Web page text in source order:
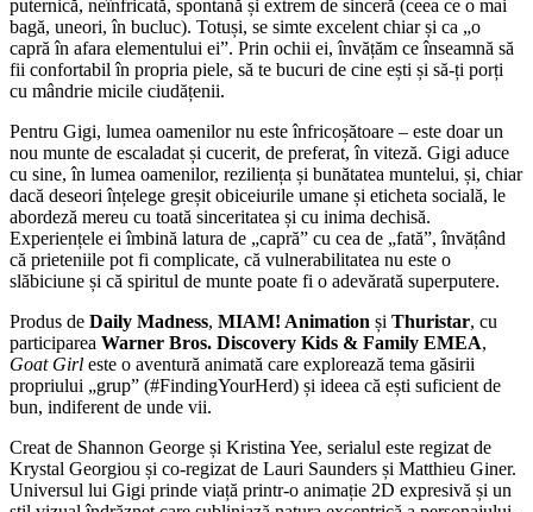
puternică, neînfricată, spontană și extrem de sinceră (ceea ce o mai
bagă, uneori, în bucluc). Totuși, se simte excelent chiar și ca „o
capră în afara elementului ei”. Prin ochii ei, învățăm ce înseamnă să
fii confortabil în propria piele, să te bucuri de cine ești și să-ți porți
cu mândrie micile ciudățenii.
Pentru Gigi, lumea oamenilor nu este înfricoșătoare – este doar un
nou munte de escaladat și cucerit, de preferat, în viteză. Gigi aduce
cu sine, în lumea oamenilor, reziliența și bunătatea muntelui, și, chiar
dacă deseori înțelege greșit obiceiurile umane și eticheta socială, le
abordeză mereu cu toată sinceritatea și cu inima dechisă.
Experiențele ei îmbină latura de „capră” cu cea de „fată”, învățând
că prieteniile pot fi complicate, că vulnerabilitatea nu este o
slăbiciune și că spiritul de munte poate fi o adevărată superputere.
Produs de Daily Madness, MIAM! Animation și Thuristar, cu
participarea Warner Bros. Discovery Kids & Family EMEA,
Goat Girl este o aventură animată care explorează tema găsirii
propriului „grup” (#FindingYourHerd) și ideea că ești suficient de
bun, indiferent de unde vii.
Creat de Shannon George și Kristina Yee, serialul este regizat de
Krystal Georgiou și co-regizat de Lauri Saunders și Matthieu Giner.
Universul lui Gigi prinde viață printr-o animație 2D expresivă și un